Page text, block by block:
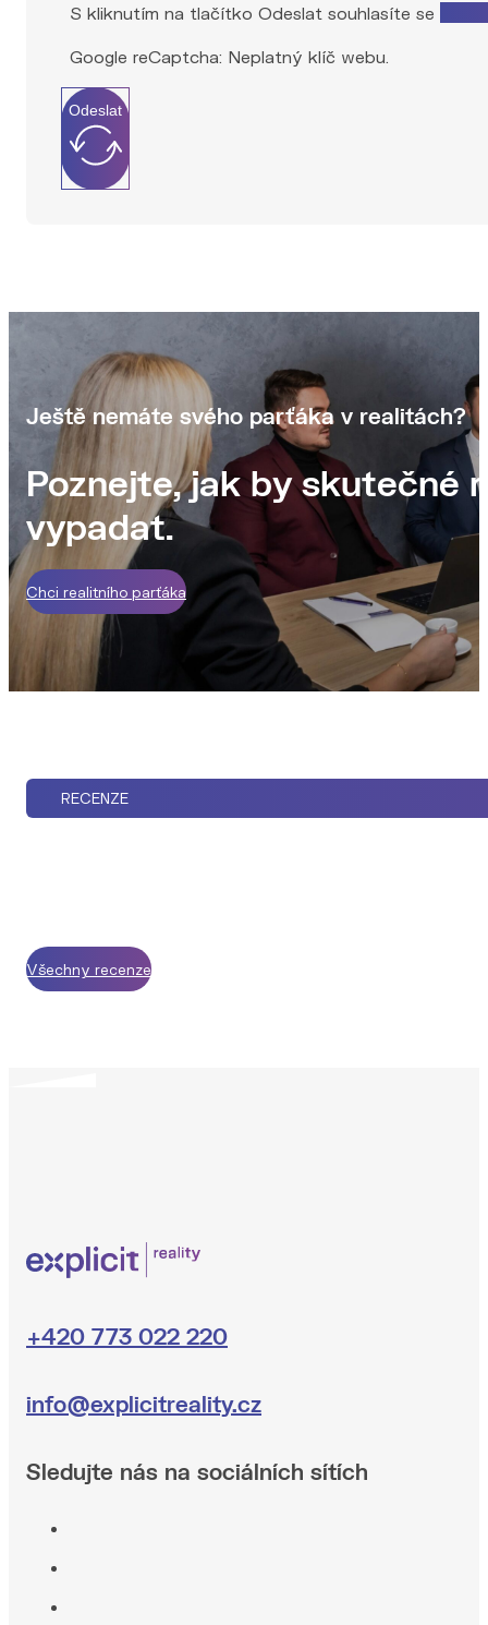
S kliknutím na tlačítko Odeslat souhlasíte se
Google reCaptcha: Neplatný klíč webu.
Odeslat
Ještě nemáte svého parťáka v realitách?
Poznejte, jak by skutečné
vypadat.
Chci realitního parťáka
RECENZE
Všechny recenze
+420 773 022 220
info@explicitreality.cz
Sledujte nás na sociálních sítích